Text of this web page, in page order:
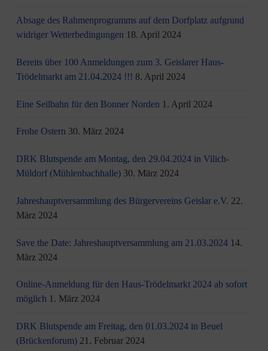
Absage des Rahmenprogramms auf dem Dorfplatz aufgrund
widriger Wetterbedingungen 18. April 2024
Bereits über 100 Anmeldungen zum 3. Geislarer Haus-
Trödelmarkt am 21.04.2024 !!! 8. April 2024
Eine Seilbahn für den Bonner Norden 1. April 2024
Frohe Ostern 30. März 2024
DRK Blutspende am Montag, den 29.04.2024 in Vilich-
Müldorf (Mühlenbachhalle) 30. März 2024
Jahreshauptversammlung des Bürgervereins Geislar e.V. 22.
März 2024
Save the Date: Jahreshauptversammlung am 21.03.2024 14.
März 2024
Online-Anmeldung für den Haus-Trödelmarkt 2024 ab sofort
möglich 1. März 2024
DRK Blutspende am Freitag, den 01.03.2024 in Beuel
(Brückenforum) 21. Februar 2024